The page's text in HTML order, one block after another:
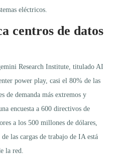
eléctricos.
centros de datos
Research Institute, titulado AI
power play, casi el 80% de las
de demanda más extremos y
encuesta a 600 directivos de
a los 500 millones de dólares,
las cargas de trabajo de IA está
la red.